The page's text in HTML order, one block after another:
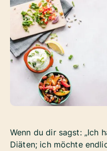
Wenn du dir sagst: „Ich
Diäten; ich möchte